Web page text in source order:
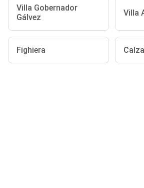
Villa Gobernador
Gálvez
Villa
Fighiera